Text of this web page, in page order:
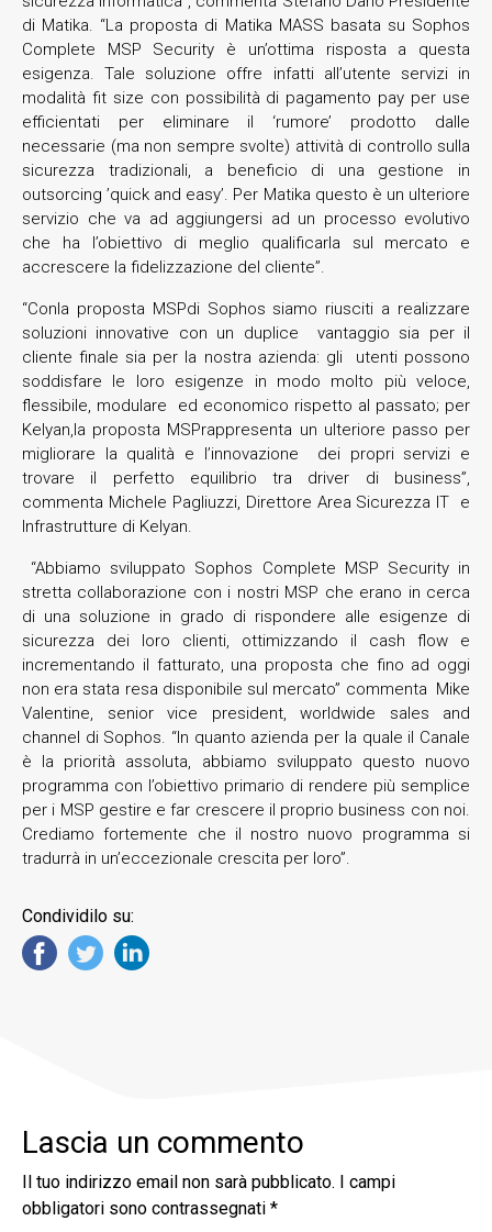
di Matika. “La proposta di Matika MASS basata su Sophos
Complete MSP Security è un’ottima risposta a questa
esigenza. Tale soluzione offre infatti all’utente servizi in
modalità fit size con possibilità di pagamento pay per use
efficientati per eliminare il ‘rumore’ prodotto dalle
necessarie (ma non sempre svolte) attività di controllo sulla
sicurezza tradizionali, a beneficio di una gestione in
outsorcing ’quick and easy’. Per Matika questo è un ulteriore
servizio che va ad aggiungersi ad un processo evolutivo
che ha l’obiettivo di meglio qualificarla sul mercato e
accrescere la fidelizzazione del cliente”.
“Conla proposta MSPdi Sophos siamo riusciti a realizzare
soluzioni innovative con un duplice vantaggio sia per il
cliente finale sia per la nostra azienda: gli utenti possono
soddisfare le loro esigenze in modo molto più veloce,
flessibile, modulare ed economico rispetto al passato; per
Kelyan,la proposta MSPrappresenta un ulteriore passo per
migliorare la qualità e l’innovazione dei propri servizi e
trovare il perfetto equilibrio tra driver di business”,
commenta Michele Pagliuzzi, Direttore Area Sicurezza IT e
Infrastrutture di Kelyan.
“Abbiamo sviluppato Sophos Complete MSP Security in
stretta collaborazione con i nostri MSP che erano in cerca
di una soluzione in grado di rispondere alle esigenze di
sicurezza dei loro clienti, ottimizzando il cash flow e
incrementando il fatturato, una proposta che fino ad oggi
non era stata resa disponibile sul mercato” commenta Mike
Valentine, senior vice president, worldwide sales and
channel di Sophos. “In quanto azienda per la quale il Canale
è la priorità assoluta, abbiamo sviluppato questo nuovo
programma con l’obiettivo primario di rendere più semplice
per i MSP gestire e far crescere il proprio business con noi.
Crediamo fortemente che il nostro nuovo programma si
tradurrà in un’eccezionale crescita per loro”.
Condividilo su:
Lascia un commento
Il tuo indirizzo email non sarà pubblicato.
I campi
obbligatori sono contrassegnati *